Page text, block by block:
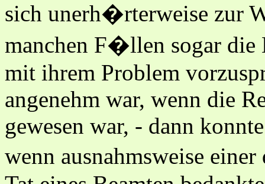
sich unerh�rterweise zur
manchen F�llen sogar die
mit ihrem Problem
angenehm war, wenn die
gewesen war, - dann
wenn ausnahmsweise